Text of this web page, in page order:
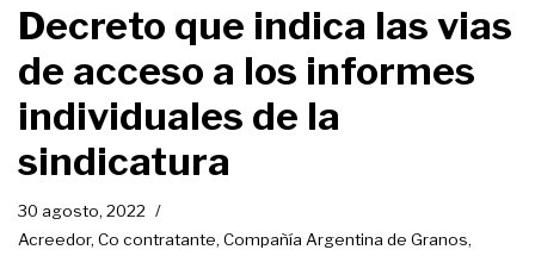
Decreto que indica las vias
de acceso a los informes
individuales de la
sindicatura
30 agosto, 2022
Acreedor, Co contratante, Compañía Argentina de Granos,